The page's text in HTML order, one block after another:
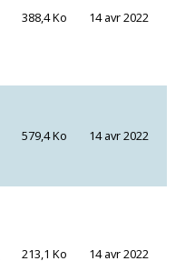
388,4 Ko 14 avr 2022
579,4 Ko 14 avr 2022
213,1 Ko 14 avr 2022